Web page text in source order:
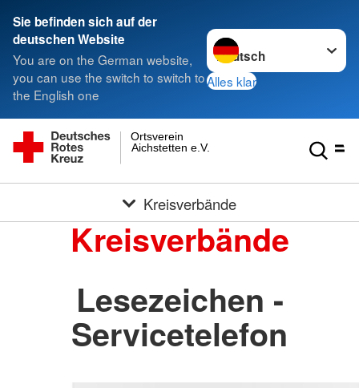
Sie befinden sich auf der
deutschen Website
You are on the German website,
you can use the switch to switch to
the English one
Sprache wechseln zu
Alles klar
Aichstetten e.V.
Ortsverein
Kreisverbände
Kreisverbände
Lesezeichen -
Servicetelefon